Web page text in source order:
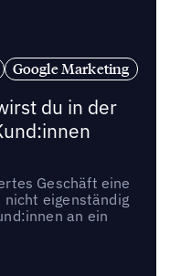
Google Marketing
du in der
Geschäft eine
nicht eigenständig
an ein